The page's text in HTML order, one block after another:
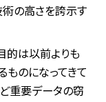
術の高さを誇示す
的は以前よりも
ものになってきて
重要データの窃